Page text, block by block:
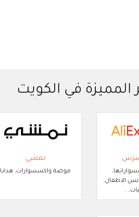
المميزة في الكويت
الاطفال,
..
نمشي
موضة واكسسوارات, هدايا